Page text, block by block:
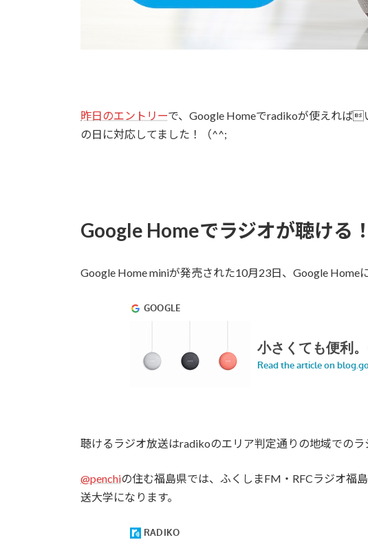
昨日のエントリーで、Google Homeでradikoが使えれば
の日に対応してました！（^^;
Google Homeでラジオが聴ける！
Google Home miniが発売された10月23日、Google Home
聴けるラジオ放送はradikoのエリア判定通りの地域でのラ
@penchiの住む福島県では、ふくしまFM・RFCラジオ福
送大学になります。